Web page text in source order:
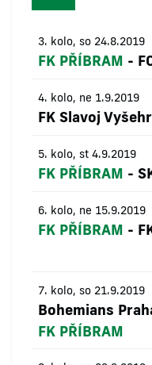
3. kolo, so 24.8.2019
FK PŘÍBRAM -
4. kolo, ne 1.9.2019
FK Slavoj
5. kolo, st 4.9.2019
FK PŘÍBRAM -
6. kolo, ne 15.9.2019
FK PŘÍBRAM -
7. kolo, so 21.9.2019
Bohemians
FK PŘÍBRAM